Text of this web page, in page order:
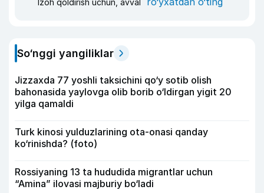
So‘nggi yangiliklar
Jizzaxda 77 yoshli taksichini qo‘y sotib olish
bahonasida yaylovga olib borib o‘ldirgan yigit 20
yilga qamaldi
Turk kinosi yulduzlarining ota-onasi qanday
ko‘rinishda? (foto)
Rossiyaning 13 ta hududida migrantlar uchun
“Amina” ilovasi majburiy bo‘ladi